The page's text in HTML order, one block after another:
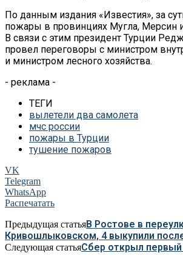
По данным издания «Известия», за
пожары в провинциях Мугла, Мерсин
В связи с этим президент Турции
провел переговоры с министром
и министром лесного хозяйства.
- реклама -
ТЕГИ
вылетели два самолета
мчс россии
пожары в Турции
тушение пожаров
VK
Telegram
WhatsApp
Распечатать
Предыдущая статьяВ Ростове в
Кривошлыковском, 4 выкупили
Следующая статьяСбер открыл